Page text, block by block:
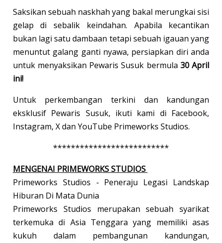
Saksikan sebuah naskhah yang bakal merungkai sisi
gelap di sebalik keindahan. Apabila kecantikan
bukan lagi satu dambaan tetapi sebuah igauan yang
menuntut galang ganti nyawa, persiapkan diri anda
untuk menyaksikan Pewaris Susuk bermula30 April
ini!
Untuk perkembangan terkini dan kandungan
eksklusif Pewaris Susuk, ikuti kami di Facebook,
Instagram, X dan YouTube Primeworks Studios.
**************************
MENGENAI PRIMEWORKS STUDIOS
Primeworks Studios - Peneraju Legasi Landskap
Hiburan Di Mata Dunia
Primeworks Studios merupakan sebuah syarikat
terkemuka di Asia Tenggara yang memiliki asas
kukuh dalam pembangunan kandungan,